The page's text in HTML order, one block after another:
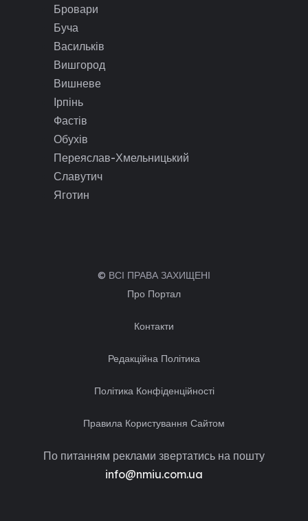
Бровари
Буча
Васильків
Вишгород
Вишневе
Ірпінь
Фастів
Обухів
Переяслав-Хмельницький
Славутич
Яготин
© ВСІ ПРАВА ЗАХИЩЕНІ
Про Портал
Контакти
Редакційна Політика
Політика Конфіденційності
Правила Користування Сайтом
По питанням реклами звертатись на пошту
info@nmiu.com.ua